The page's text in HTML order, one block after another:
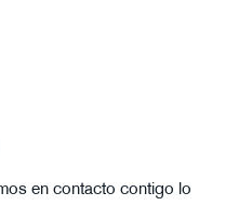
en contacto contigo lo